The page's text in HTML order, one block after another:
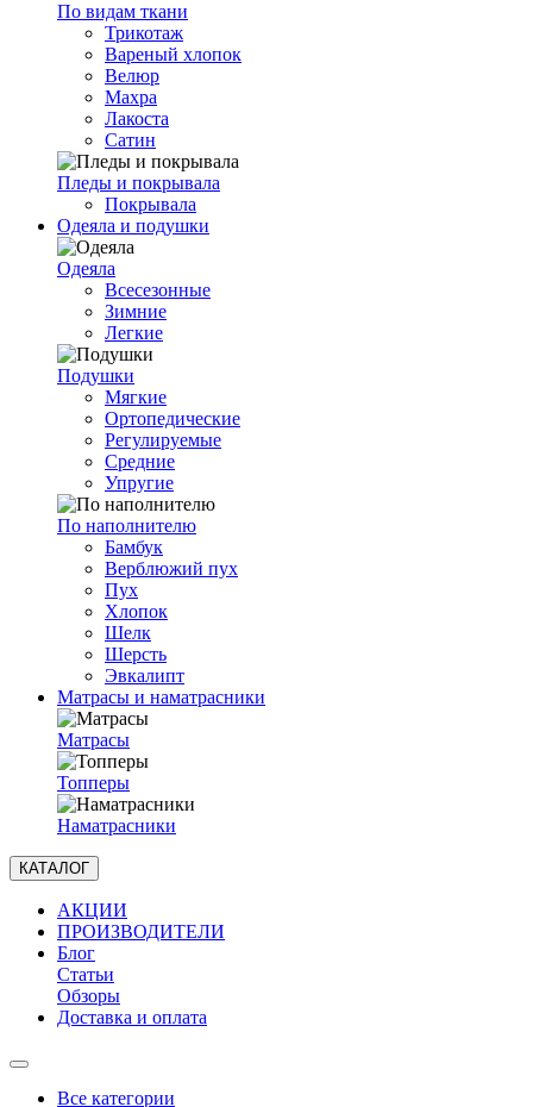
По видам ткани
Трикотаж
Вареный хлопок
Велюр
Махра
Лакоста
Сатин
Пледы и покрывала
Покрывала
Одеяла и подушки
Одеяла
Всесезонные
Зимние
Легкие
Подушки
Мягкие
Ортопедические
Регулируемые
Средние
Упругие
По наполнителю
Бамбук
Верблюжий пух
Пух
Хлопок
Шелк
Шерсть
Эвкалипт
Матрасы и наматрасники
Матрасы
Топперы
Наматрасники
КАТАЛОГ
АКЦИИ
ПРОИЗВОДИТЕЛИ
Блог
Статьи
Обзоры
Доставка и оплата
Все категории